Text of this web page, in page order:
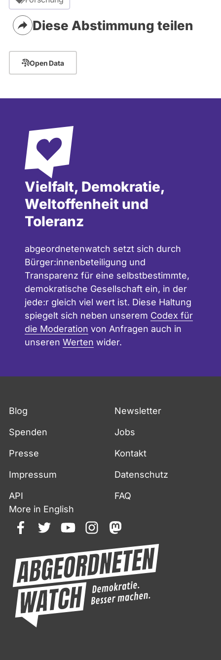
Diese Abstimmung teilen
Open Data
Vielfalt, Demokratie,
Weltoffenheit und
Toleranz
abgeordnetenwatch setzt sich durch
Bürger:innenbeteiligung und
Transparenz für eine selbstbestimmte,
demokratische Gesellschaft ein, in der
jede:r gleich viel wert ist. Diese Haltung
spiegelt sich neben unserem Codex für
die Moderation von Anfragen auch in
unseren Werten wider.
Blog Newsletter
Spenden Jobs
Presse Kontakt
Impressum Datenschutz
API
FAQ
More in English
facebooktwitteryoutubeinstagrammastodon